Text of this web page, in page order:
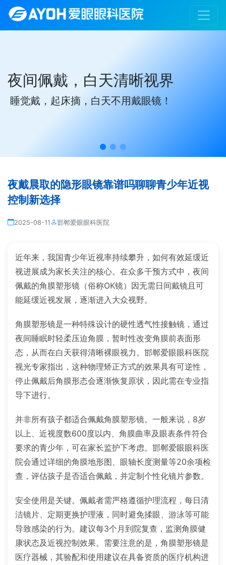
夜间佩戴，白天清晰视界
睡觉戴，起床摘，白天不用戴眼镜！
夜戴晨取的隐形眼镜靠谱吗聊聊青少年近视
控制新选择
2025-08-11 邯郸爱眼眼科医院
近年来，我国青少年近视率持续攀升，如何有效延缓近
视进展成为家长关注的核心。在众多干预方式中，夜间
佩戴的角膜塑形镜（俗称OK镜）因无需日间戴镜且可
能延缓近视发展，逐渐进入大众视野。
角膜塑形镜是一种特殊设计的硬性透气性接触镜，通过
夜间睡眠时轻柔压迫角膜，暂时性改变角膜前表面形
态，从而在白天获得清晰裸眼视力。邯郸爱眼眼科医院
视光专家指出，这种物理矫正方式的效果具有可逆性，
停止佩戴后角膜形态会逐渐恢复原状，因此需在专业指
导下进行。
并非所有孩子都适合佩戴角膜塑形镜。一般来说，8岁
以上、近视度数600度以内、角膜曲率及眼表条件符合
要求的青少年，可在家长监护下考虑。邯郸爱眼眼科医
院会通过详细的角膜地形图、眼轴长度测量等20余项检
查，评估孩子是否适合佩戴，并定制个性化镜片参数。
安全使用是关键。佩戴者需严格遵循护理流程，每日清
洁镜片、定期更换护理液，同时避免揉眼、游泳等可能
导致感染的行为。建议每3个月到院复查，监测角膜健
康状态及近视控制效果。需要注意的是，角膜塑形镜是
医疗器械，其验配和使用建议在具备资质的医疗机构进